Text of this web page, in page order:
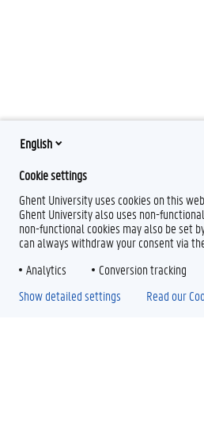
English
Cookie settings
Ghent University uses cookies on this
Ghent University also uses non-
non-functional cookies may also be set
can always withdraw your consent via
Analytics
Conversion tracking
Show detailed settings Read our